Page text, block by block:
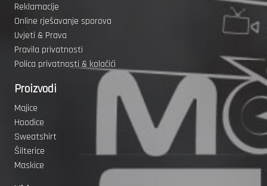
Reklamacije
Online rješavanje sporova
Uvjeti & Prava
Pravila privatnosti
Polica privatnosti & kolačići
Proizvodi
Majice
Hoodice
Sweatshirt
Šilterice
Maskice